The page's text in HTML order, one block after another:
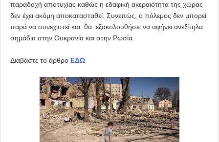
παραδοχή αποτυχίας καθώς η εδαφική ακεραιότητα της χώρας
δεν έχει ακόμη αποκατασταθεί. Συνεπώς, ο πόλεμος δεν μπορεί
παρά να συνεχιστεί και θα εξακολουθήσει να αφήνει ανεξίτηλα
σημάδια στην Ουκρανία και στην Ρωσία.
Διαβάστε το άρθρο ΕΔΩ